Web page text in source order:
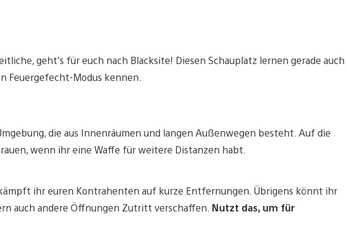
geht’s für euch nach Blacksite! Diesen Schauplatz lernen gerade auch
Feuergefecht-Modus kennen.
die aus Innenräumen und langen Außenwegen besteht. Auf die
wenn ihr eine Waffe für weitere Distanzen habt.
ihr euren Kontrahenten auf kurze Entfernungen. Übrigens könnt ihr
auch andere Öffnungen Zutritt verschaffen. Nutzt das, um für